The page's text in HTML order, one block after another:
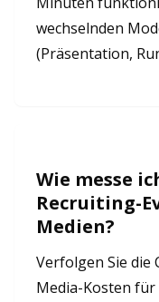
wechselnden
(Präsentation,
Wie messe
Recruiting-
Medien?
Verfolgen Sie die
Media-Kosten für